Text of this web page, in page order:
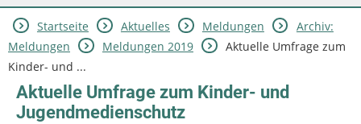
Startseite Aktuelles Meldungen
Archiv:
Meldungen
Meldungen 2019
Aktuelle Umfrage zum
Kinder- und ...
Aktuelle Umfrage zum Kinder- und
Jugendmedienschutz